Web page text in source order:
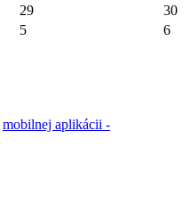
29
30
5 6
mobilnej aplikácii -